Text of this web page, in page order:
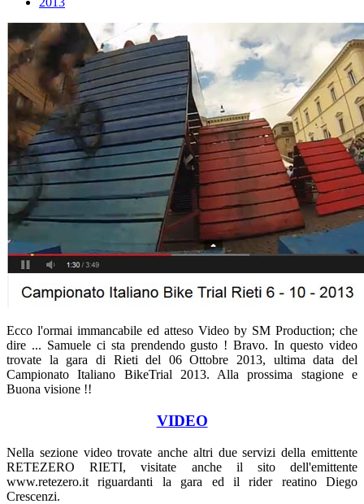
Ecco l'ormai immancabile ed atteso Video by SM Production; che
dire ... Samuele ci sta prendendo gusto ! Bravo. In questo video
trovate la gara di Rieti del 06 Ottobre 2013, ultima data del
Campionato Italiano BikeTrial 2013. Alla prossima stagione e
Buona visione !!
VIDEO
Nella sezione video trovate anche altri due servizi della emittente
RETEZERO RIETI, visitate anche il sito dell'emittente
www.retezero.it riguardanti la gara ed il rider reatino Diego
Crescenzi.